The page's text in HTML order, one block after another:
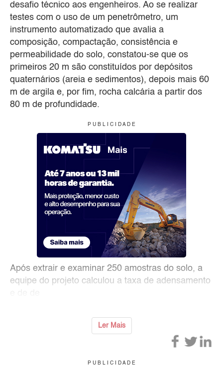
desafio técnico aos engenheiros. Ao se realizar
testes com o uso de um penetrômetro, um
instrumento automatizado que avalia a
composição, compactação, consistência e
permeabilidade do solo, constatou-se que os
primeiros 20 m são constituídos por depósitos
quaternários (areia e sedimentos), depois mais 60
m de argila e, por fim, rocha calcária a partir dos
80 m de profundidade.
P U B L I C I D A D E
Após extrair e examinar 250 amostras do solo, a
equipe do projeto calculou a taxa de adensamento
Ler Mais
P U B L I C I D A D E